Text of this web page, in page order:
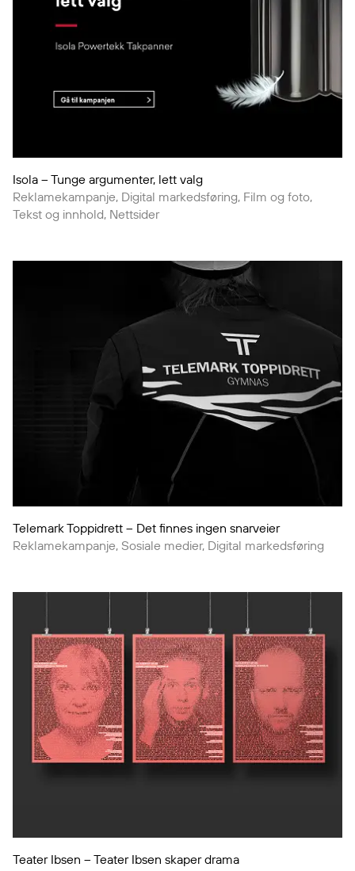
Isola – Tunge argumenter, lett valg
Reklamekampanje, Digital markedsføring, Film og foto,
Tekst og innhold, Nettsider
Telemark Toppidrett – Det finnes ingen snarveier
Reklamekampanje, Sosiale medier, Digital markedsføring
Teater Ibsen – Teater Ibsen skaper drama